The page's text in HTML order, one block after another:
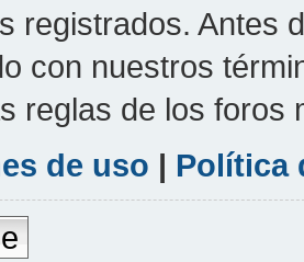
registrados. Antes
con nuestros
reglas de los foros
de uso | Política